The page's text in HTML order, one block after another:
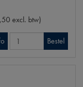
excl. btw)
Bestel